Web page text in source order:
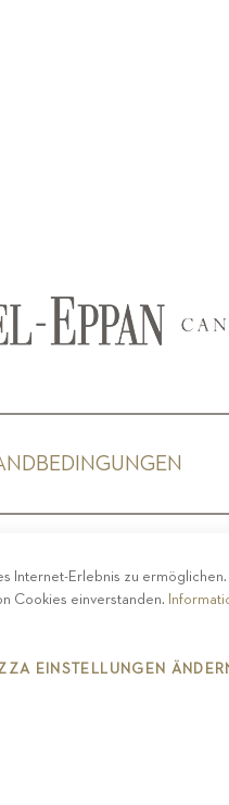
- EPPAN
Internet-Erlebnis zu
Cookies einverstanden.
EINSTELLUNGEN